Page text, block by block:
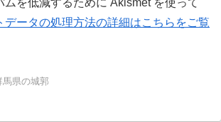
ムを低減するために Akismet を使って
データの処理方法の詳細はこちらをご覧
馬県の城郭